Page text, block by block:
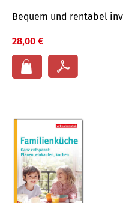
Bequem und rentabel
28,00 €